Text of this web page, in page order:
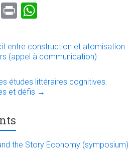
E
Pr
t
at
s
A
p
entre construction et atomisation
(appel à communication)
études littéraires cognitives.
et défis →
the Story Economy (symposium)